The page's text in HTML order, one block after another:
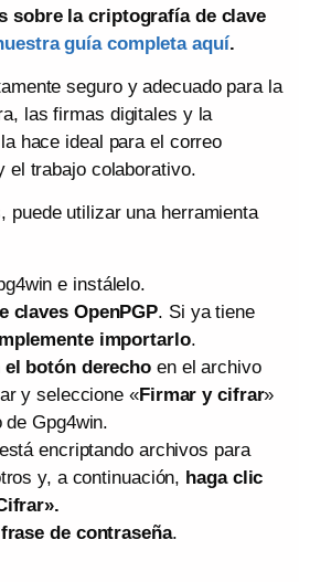
sobre la criptografía de clave
guía completa aquí.
seguro y adecuado para la
las firmas digitales y la
hace ideal para el correo
el trabajo colaborativo.
puede utilizar una herramienta
e instálelo.
claves OpenPGP. Si ya tiene
importarlo.
botón derecho en el archivo
y seleccione «Firmar y cifrar»
de Gpg4win.
encriptando archivos para
y, a continuación, haga clic
frase de contraseña.